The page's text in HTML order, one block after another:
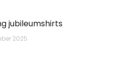
jubileumshirts
2025